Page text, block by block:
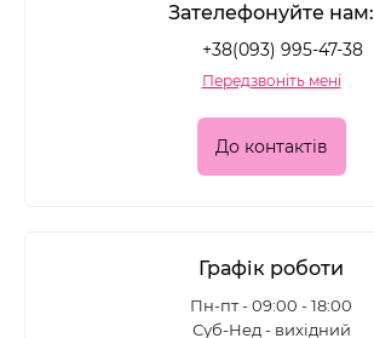
Зателефонуйте нам:
+38(093) 995-47-38
Передзвоніть мені
До контактів
Графік роботи
Пн-пт - 09:00 - 18:00
Суб-Нед - вихідний